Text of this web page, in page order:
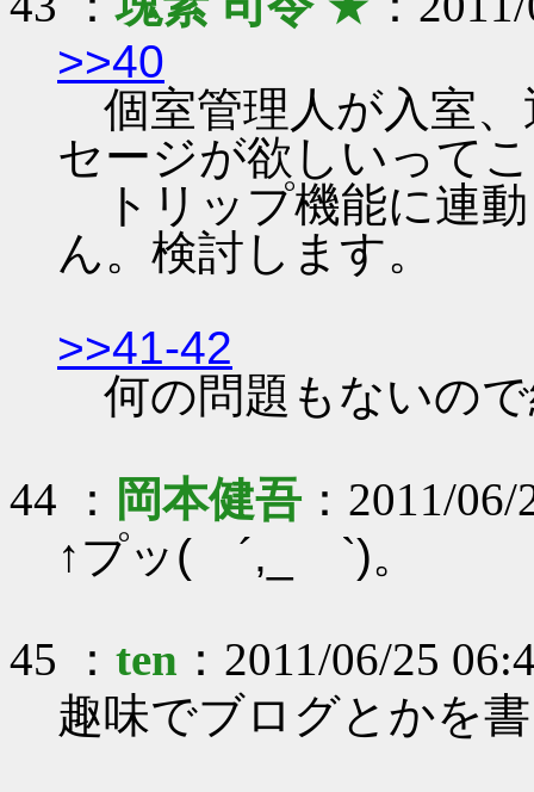
>>40
個室管理人が入室
セージが欲しいって
トリップ機能に連
ん。検討します。
>>41-42
何の問題もないの
44 ： 岡本健吾：2011/
↑プッ( ´,_ゝ`)。
45 ： ten ：2011/06/25
趣味でブログとかを